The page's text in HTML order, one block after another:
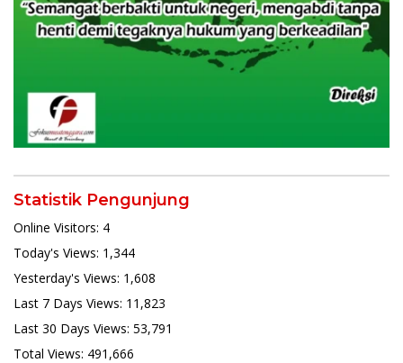
Statistik Pengunjung
Online Visitors: 4
Today's Views: 1,344
Yesterday's Views: 1,608
Last 7 Days Views: 11,823
Last 30 Days Views: 53,791
Total Views: 491,666